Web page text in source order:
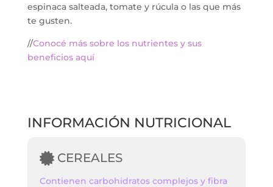
espinaca salteada, tomate y rúcula o las que más
te gusten.
//Conocé más sobre los nutrientes y sus
beneficios aquí
INFORMACIÓN NUTRICIONAL
CEREALES
Contienen carbohidratos complejos y fibra